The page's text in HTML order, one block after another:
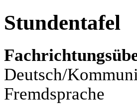
Stundentafel
Deutsch/
Fremdsprache